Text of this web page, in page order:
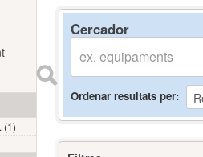
Cercador
Ordenar resultats per
(1)